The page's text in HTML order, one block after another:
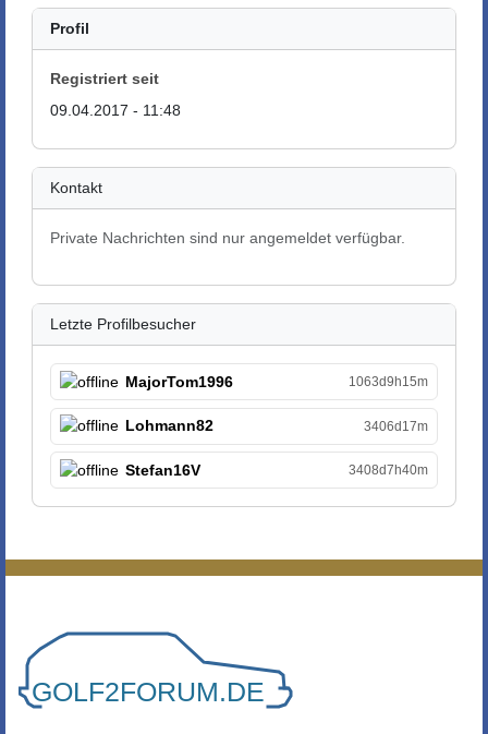
Profil
Registriert seit
09.04.2017 - 11:48
Kontakt
Private Nachrichten sind nur angemeldet verfügbar.
Letzte Profilbesucher
MajorTom1996 1063d9h15m
Lohmann82 3406d17m
Stefan16V 3408d7h40m